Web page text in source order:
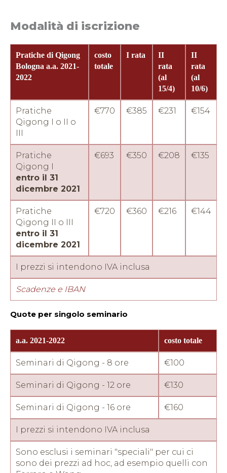
Massoterapia
Gong dinamico
tel:
marcomazzari2011@gmail.com
Modalità di iscrizione
Pratiche di Qigong
Bologna a.a. 2021-
2022
costo
totale
I rata
II
rata
(al
15/4)
II
rata
(al
10/6)
Pratiche
Qigong I o II o
III
€770 €385 €231 €154
Pratiche
Qigong I
entro il 31
dicembre 2021
€693 €350 €208 €135
Pratiche
Qigong II o III
entro il 31
dicembre 2021
€720 €360 €216 €144
I prezzi si intendono IVA inclusa
Scadenze e IBAN
Quote per singolo seminario
a.a. 2021-2022 costo totale
Seminari di Qigong - 8 ore €100
Seminari di Qigong - 12 ore €130
Seminari di Qigong - 16 ore €160
I prezzi si intendono IVA inclusa
Sono esclusi i seminari "speciali" per cui ci
sono dei prezzi ad hoc, ad esempio quelli con